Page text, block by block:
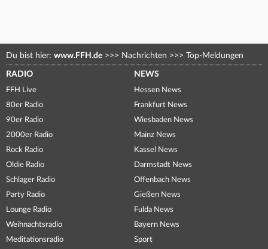
Du bist hier: www.FFH.de >>> Nachrichten >>> Top-Meldungen
RADIO
FFH Live
80er Radio
90er Radio
2000er Radio
Rock Radio
Oldie Radio
Schlager Radio
Party Radio
Lounge Radio
Weihnachtsradio
Meditationsradio
NEWS
Hessen News
Frankfurt News
Wiesbaden News
Mainz News
Kassel News
Darmstadt News
Offenbach News
Gießen News
Fulda News
Bayern News
Sport